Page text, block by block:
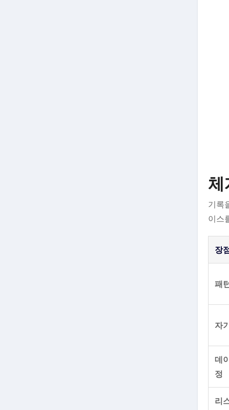
체
기록
이스
장
패
자
데
정
리